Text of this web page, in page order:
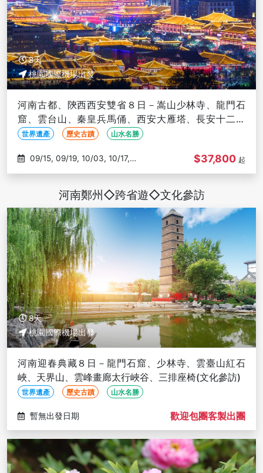
8天
桃園國際機場出發
河南古都、陝西西安雙省８日－嵩山少林寺、龍門石
窟、雲台山、秦皇兵馬俑、西安大雁塔、長安十二時
辰、三排座椅(文化參訪)
世界遺產 歷史古蹟 山水名勝
11/07
$37,800 起
河南鄭州◇跨省遊◇文化參訪
8天
桃園國際機場出發
河南迎春典藏８日－龍門石窟、少林寺、雲臺山紅石
峽、天界山、雲峰畫廊太行峽谷、三排座椅(文化參訪)
世界遺產 歷史古蹟 山水名勝
暫無出發日期 歡迎包團客製出團